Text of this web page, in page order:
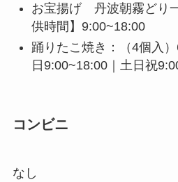
お宝揚げ 丹波朝霧どり
供時間】9:00~18:00
踊りたこ焼き：（4個入
日9:00~18:00｜土日祝
コンビニ
なし